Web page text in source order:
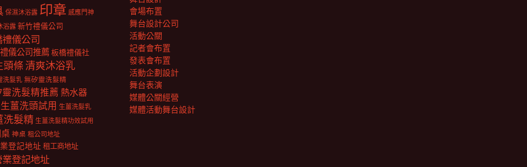
保濕沐浴露 印章 感應門神
浴露 新竹禮儀公司
儀公司
儀公司推薦板橋禮儀社
頭條清爽沐浴乳
洗髮乳 無矽靈洗髮精
靈洗髮精推薦 熱水器
生薑洗頭試用 生薑洗髮乳
洗髮精 生薑洗髮精功效試用
神桌 租公司地址
登記地址 租工商地址
業登記地址
會場布置
舞台設計公司
活動公關
記者會布置
發表會布置
活動企劃設計
舞台表演
媒體公關經營
媒體活動舞台設計